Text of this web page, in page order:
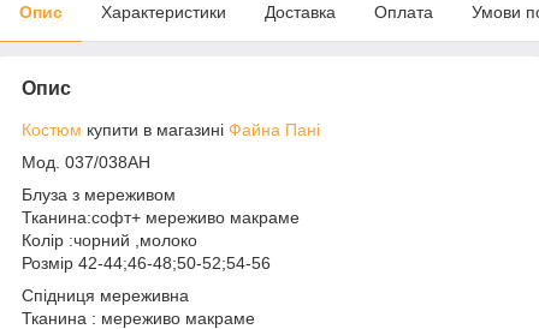
Опис Характеристики Доставка Оплата Умови
Опис
Костюм купити в магазині Файна Пані
Мод. 037/038АН
Блуза з мереживом
Тканина:софт+ мереживо макраме
Колір :чорний ,молоко
Розмір 42-44;46-48;50-52;54-56
Спідниця мереживна
Тканина : мереживо макраме